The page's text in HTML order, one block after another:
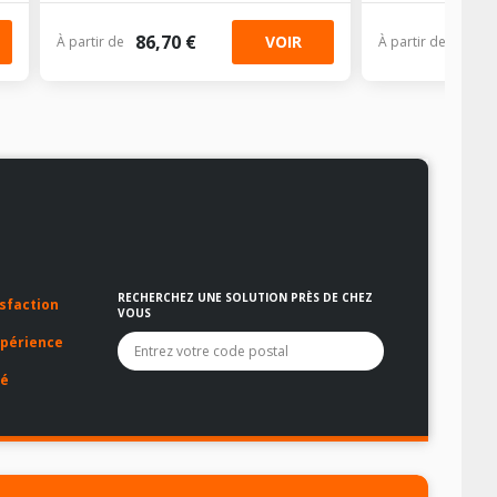
À partir de 86,70 € VOIR À partir de
RECHERCHEZ UNE SOLUTION PRÈS DE CHEZ
VOUS
La liste des options sous le champ de recherche sera